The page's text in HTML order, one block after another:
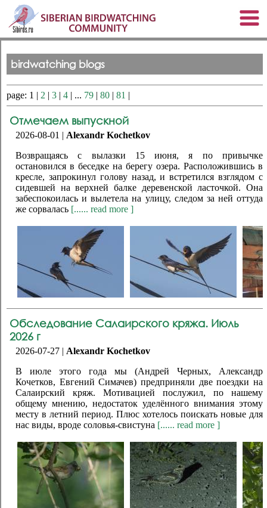
birdwatching blogs
page: 1 | 2 | 3 | 4 | ... 79 | 80 | 81 |
Отмечаем выпускной
2026-08-01 | Alexandr Kochetkov
Возвращаясь с вылазки 15 июня, я по привычке
остановился в беседке на берегу озера. Расположившись в
кресле, запрокинул голову назад, и встретился взглядом с
сидевшей на верхней балке деревенской ласточкой. Она
забеспокоилась и вылетела на улицу, следом за ней оттуда
же сорвалась [...... read more ]
Обследование Салаирского кряжа. Июль
2026 г
2026-07-27 | Alexandr Kochetkov
В июле этого года мы (Андрей Черных, Александр
Кочетков, Евгений Симачев) предприняли две поездки на
Салаирский кряж. Мотивацией послужил, по нашему
общему мнению, недостаток уделённого внимания этому
месту в летний период. Плюс хотелось поискать новые для
нас виды, вроде соловья-свистуна [...... read more ]